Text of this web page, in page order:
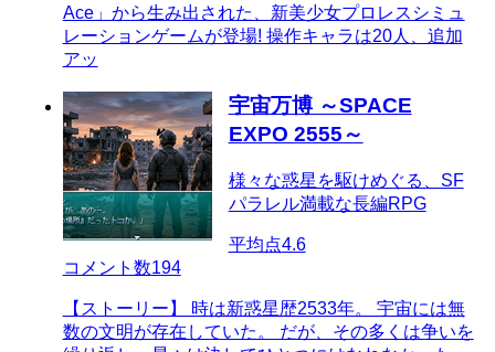
Ace」から生み出された、新美少女プロレスシミュ
レーションゲームが登場! 操作キャラは20人、追加
アッ
宇宙万博 ～SPACE
EXPO 2555～
様々な惑星を駆けめぐる、SF
パラレル満載な長編RPG
平均点4.6
コメント数194
【ストーリー】 時は新惑星歴2533年。 宇宙には無
数の文明が存在していた。 だが、その多くは争いを